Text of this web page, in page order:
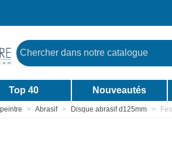
Top 40 Nouveautés
> Abrasif > Disque abrasif d125mm >